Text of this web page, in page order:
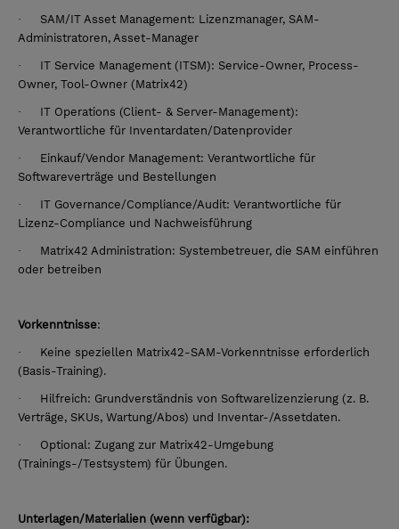
·
SAM/IT Asset Management: Lizenzmanager, SAM-
Administratoren, Asset-Manager
·
IT Service Management (ITSM): Service-Owner, Process-
Owner, Tool-Owner (Matrix42)
·
IT Operations (Client- & Server-Management):
Verantwortliche für Inventardaten/Datenprovider
·
Einkauf/Vendor Management: Verantwortliche für
Softwareverträge und Bestellungen
·
IT Governance/Compliance/Audit: Verantwortliche für
Lizenz-Compliance und Nachweisführung
·
Matrix42 Administration: Systembetreuer, die SAM einführen
oder betreiben
Vorkenntnisse:
·
Keine speziellen Matrix42-SAM-Vorkenntnisse erforderlich
(Basis-Training).
·
Hilfreich: Grundverständnis von Softwarelizenzierung (z. B.
Verträge, SKUs, Wartung/Abos) und Inventar-/Assetdaten.
·
Optional: Zugang zur Matrix42-Umgebung
(Trainings-/Testsystem) für Übungen.
Unterlagen/Materialien (wenn verfügbar):